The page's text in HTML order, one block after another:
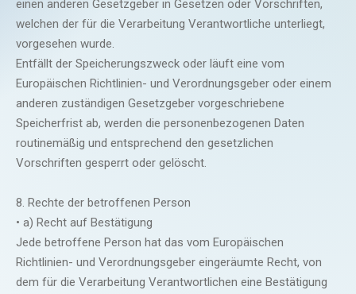
einen anderen Gesetzgeber in Gesetzen oder Vorschriften,
welchen der für die Verarbeitung Verantwortliche unterliegt,
vorgesehen wurde.
Entfällt der Speicherungszweck oder läuft eine vom
Europäischen Richtlinien- und Verordnungsgeber oder einem
anderen zuständigen Gesetzgeber vorgeschriebene
Speicherfrist ab, werden die personenbezogenen Daten
routinemäßig und entsprechend den gesetzlichen
Vorschriften gesperrt oder gelöscht.
8. Rechte der betroffenen Person
• a) Recht auf Bestätigung
Jede betroffene Person hat das vom Europäischen
Richtlinien- und Verordnungsgeber eingeräumte Recht, von
dem für die Verarbeitung Verantwortlichen eine Bestätigung